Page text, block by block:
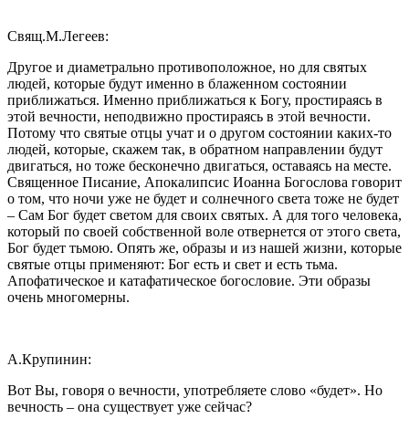
Свящ.М.Легеев:
Другое и диаметрально противоположное, но для святых
людей, которые будут именно в блаженном состоянии
приближаться. Именно приближаться к Богу, простираясь в
этой вечности, неподвижно простираясь в этой вечности.
Потому что святые отцы учат и о другом состоянии каких-то
людей, которые, скажем так, в обратном направлении будут
двигаться, но тоже бесконечно двигаться, оставаясь на месте.
Священное Писание, Апокалипсис Иоанна Богослова говорит
о том, что ночи уже не будет и солнечного света тоже не будет
– Сам Бог будет светом для своих святых. А для того человека,
который по своей собственной воле отвернется от этого света,
Бог будет тьмою. Опять же, образы и из нашей жизни, которые
святые отцы применяют: Бог есть и свет и есть тьма.
Апофатическое и катафатическое богословие. Эти образы
очень многомерны.
А.Крупинин:
Вот Вы, говоря о вечности, употребляете слово «будет». Но
вечность – она существует уже сейчас?